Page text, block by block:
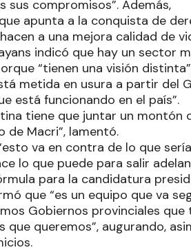
sus compromisos”. Además,
apunta a la conquista de
a una mejora calidad de
indicó que hay un sector
“tienen una visión
metida en usura a partir del
está funcionando en el país”.
tiene que juntar un montón
de Macri”, lamentó.
va en contra de lo que
lo que puede para salir
para la candidatura
que “es un equipo que va
Gobiernos provinciales
que queremos”, augurando,